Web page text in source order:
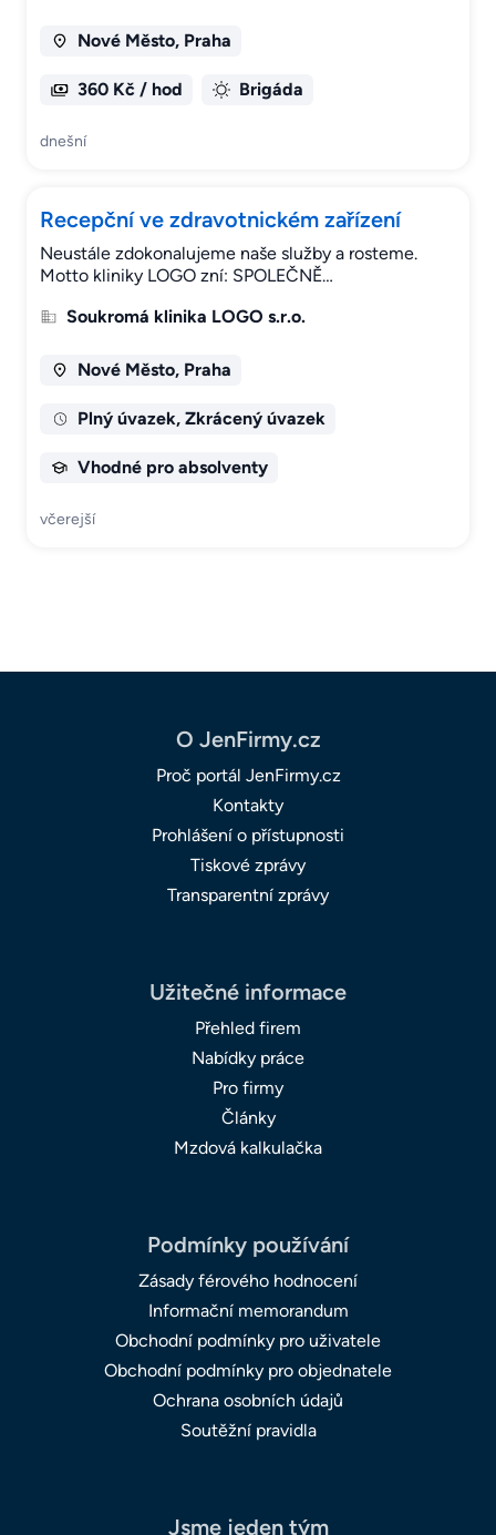
Nové Město, Praha
360 Kč / hod Brigáda
dnešní
Recepční ve zdravotnickém zařízení
Neustále zdokonalujeme naše služby a rosteme.
Motto kliniky LOGO zní: SPOLEČNĚ…
Soukromá klinika LOGO s.r.o.
Nové Město, Praha
Plný úvazek, Zkrácený úvazek
Vhodné pro absolventy
včerejší
O JenFirmy.cz
Proč portál JenFirmy.cz
Kontakty
Prohlášení o přístupnosti
Tiskové zprávy
Transparentní zprávy
Užitečné informace
Přehled firem
Nabídky práce
Pro firmy
Články
Mzdová kalkulačka
Podmínky používání
Zásady férového hodnocení
Informační memorandum
Obchodní podmínky pro uživatele
Obchodní podmínky pro objednatele
Ochrana osobních údajů
Soutěžní pravidla
Jsme jeden tým